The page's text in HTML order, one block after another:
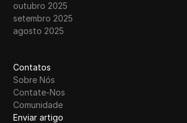
outubro 2025
setembro 2025
agosto 2025
Contatos
Sobre Nós
Contate-Nos
Comunidade
Enviar artigo